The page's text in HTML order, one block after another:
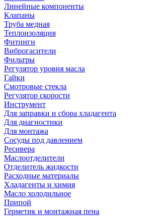
Линейные компоненты
Клапаны
Труба медная
Теплоизоляция
Фитинги
Виброгасители
Фильтры
Регулятор уровня масла
Гайки
Смотровые стекла
Регулятор скорости
Инструмент
Для заправки и сбора хладагента
Для диагностики
Для монтажа
Сосуды под давлением
Ресивера
Маслоотделители
Отделитель жидкости
Расходные материалы
Хладагенты и химия
Масло холодильное
Припой
Герметик и монтажная пена